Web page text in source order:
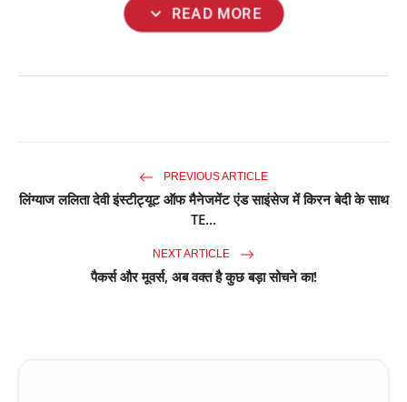
expand_more READ MORE
PREVIOUS ARTICLE
लिंग्याज ललिता देवी इंस्टीट्यूट ऑफ मैनेजमेंट एंड साइंसेज में किरन बेदी के साथ
TE...
NEXT ARTICLE
पैकर्स और मूवर्स, अब वक्त है कुछ बड़ा सोचने का!